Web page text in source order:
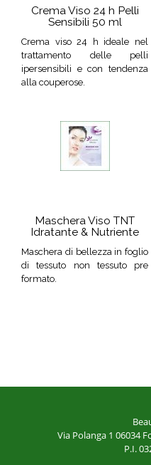
Crema Viso 24 h Pelli
Sensibili 50 ml
Crema viso 24 h ideale nel
trattamento delle pelli
ipersensibili e con tendenza
alla couperose.
Maschera Viso TNT
Idratante & Nutriente
Maschera di bellezza in foglio
di tessuto non tessuto pre
formato.
Via Polanga 1 06034
P.I.